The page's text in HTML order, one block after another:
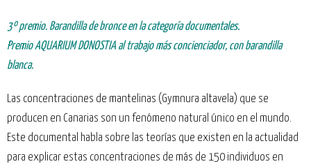
3º premio. Barandilla de bronce en la categoría documentales.
Premio AQUARIUM DONOSTIA al trabajo más concienciador, con barandilla
blanca.
Las concentraciones de mantelinas (Gymnura altavela) que se
producen en Canarias son un fenómeno natural único en el mundo.
Este documental habla sobre las teorías que existen en la actualidad
para explicar estas concentraciones de más de 150 individuos en